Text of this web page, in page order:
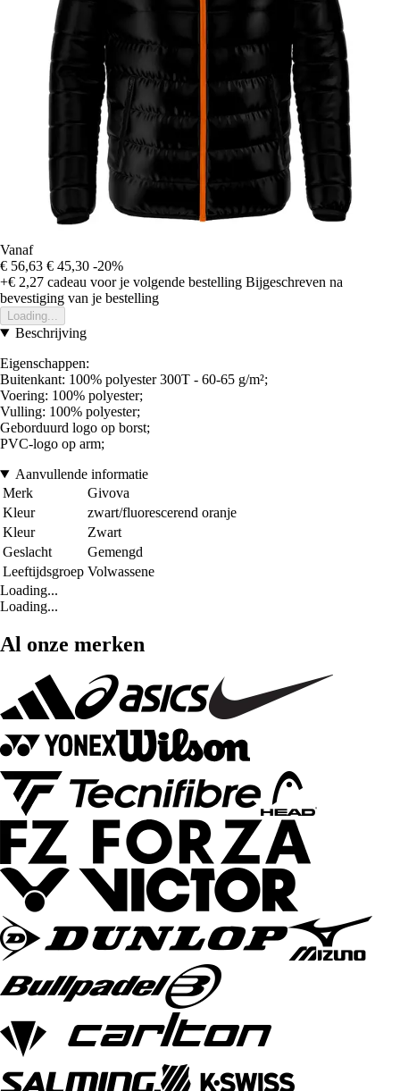
Vanaf
€ 56,63 € 45,30 -20%
+€ 2,27 cadeau voor je volgende bestelling Bijgeschreven na
bevestiging van je bestelling
Loading...
Beschrijving
Eigenschappen:
Buitenkant: 100% polyester 300T - 60-65 g/m²;
Voering: 100% polyester;
Vulling: 100% polyester;
Geborduurd logo op borst;
PVC-logo op arm;
Aanvullende informatie
Merk
Givova
Kleur
zwart/fluorescerend oranje
Kleur
Zwart
Geslacht
Gemengd
Leeftijdsgroep Volwassene
Loading...
Loading...
Al onze merken